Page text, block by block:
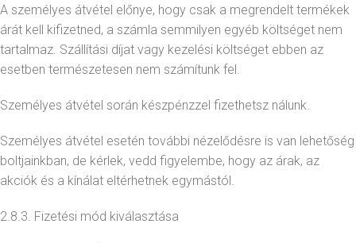
A személyes átvétel előnye, hogy csak a megrendelt termékek
árát kell kifizetned, a számla semmilyen egyéb költséget nem
tartalmaz. Szállítási díjat vagy kezelési költséget ebben az
esetben természetesen nem számítunk fel.
Személyes átvétel során készpénzzel fizethetsz nálunk.
Személyes átvétel esetén további nézelődésre is van lehetőség
boltjainkban, de kérlek, vedd figyelembe, hogy az árak, az
akciók és a kínálat eltérhetnek egymástól.
2.8.3. Fizetési mód kiválasztása